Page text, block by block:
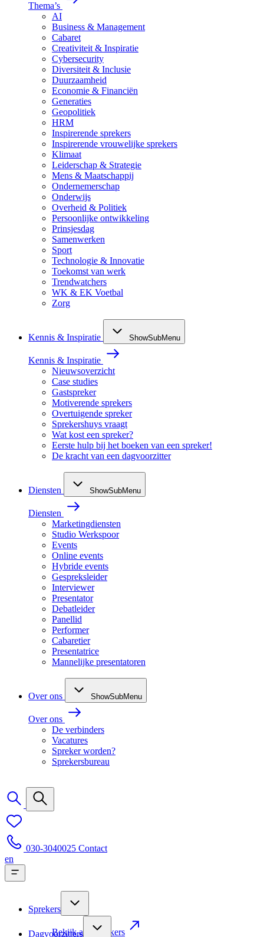
Thema’s
AI
Business & Management
Cabaret
Creativiteit & Inspiratie
Cybersecurity
Diversiteit & Inclusie
Duurzaamheid
Economie & Financiën
Generaties
Geopolitiek
HRM
Inspirerende sprekers
Inspirerende vrouwelijke sprekers
Klimaat
Leiderschap & Strategie
Mens & Maatschappij
Ondernemerschap
Onderwijs
Overheid & Politiek
Persoonlijke ontwikkeling
Prinsjesdag
Samenwerken
Sport
Technologie & Innovatie
Toekomst van werk
Trendwatchers
WK & EK Voetbal
Zorg
Kennis & Inspiratie ShowSubMenu
Kennis & Inspiratie
Nieuwsoverzicht
Case studies
Gastspreker
Motiverende sprekers
Overtuigende spreker
Sprekershuys vraagt
Wat kost een spreker?
Eerste hulp bij het boeken van een spreker!
De kracht van een dagvoorzitter
Diensten ShowSubMenu
Diensten
Marketingdiensten
Studio Werkspoor
Events
Online events
Hybride events
Gespreksleider
Interviewer
Presentator
Debatleider
Panellid
Performer
Cabaretier
Presentatrice
Mannelijke presentatoren
Over ons ShowSubMenu
Over ons
De verbinders
Vacatures
Spreker worden?
Sprekersbureau
030-3040025 Contact
en
Sprekers
Bekijk alle sprekers
Dagvoorzitters